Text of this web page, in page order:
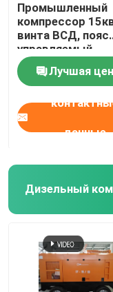
Главная
Продукты
Ролики
Промышленный
компрессор
винта ВСД, пояс
управляемый
компрессор
50%
Лучшая
данные
Дизельный